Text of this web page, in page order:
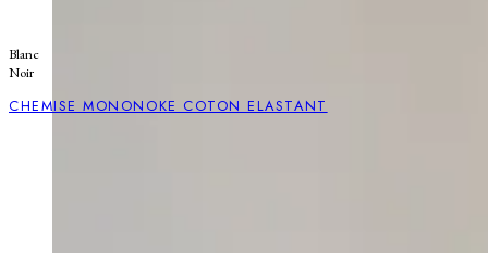
Blanc
Noir
CHEMISE MONONOKE COTON ELASTANT